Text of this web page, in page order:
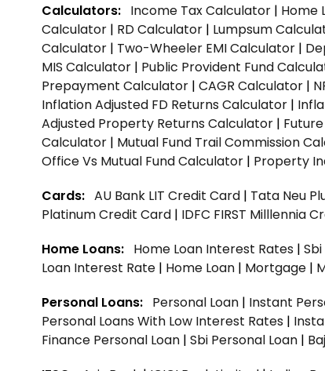
Calculators: Income Tax Calculator | Home
Calculator | RD Calculator | Lumpsum
Calculator | Two-Wheeler EMI Calculator |
MIS Calculator | Public Provident Fund
Prepayment Calculator | CAGR Calculator |
Inflation Adjusted FD Returns Calculator |
Adjusted Property Returns Calculator |
Calculator | Mutual Fund Trail Commission
Office Vs Mutual Fund Calculator | Property
Cards: AU Bank LIT Credit Card | Tata Neu
Platinum Credit Card | IDFC FIRST Milllennia
Home Loans: Home Loan Interest Rates |
Loan Interest Rate | Home Loan | Mortgage |
Personal Loans: Personal Loan | Instant
Personal Loans With Low Interest Rates |
Finance Personal Loan | Sbi Personal Loan |